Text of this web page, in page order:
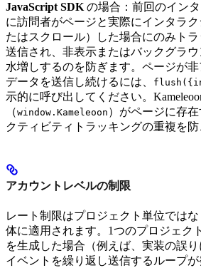
JavaScript SDK の場合：前回のイン
に訪問者がページと実際にインタラ
たはスクロール）した場合にのみト
送信され、非表示またはバックグラ
水増しするのを防ぎます。ページが
データを送信し続けるには、
示的に呼び出してください。
（window.Kameleoon ）がページに存
クティビティトラッキングの重複を防
アカウントレベルの制限
レート制限はプロジェクト単位では
体に適用されます。1つのプロジェク
を生成した場合（例えば、実装の誤
イベントを繰り返し送信するループ